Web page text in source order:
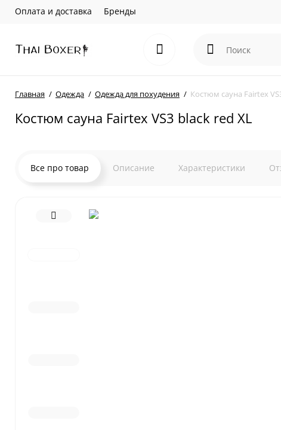
Оплата и доставка Бренды
Главная Одежда Одежда для похудения Костюм сауна Fairtex
Костюм сауна Fairtex VS3 black red XL
Все про товар Описание Характеристики